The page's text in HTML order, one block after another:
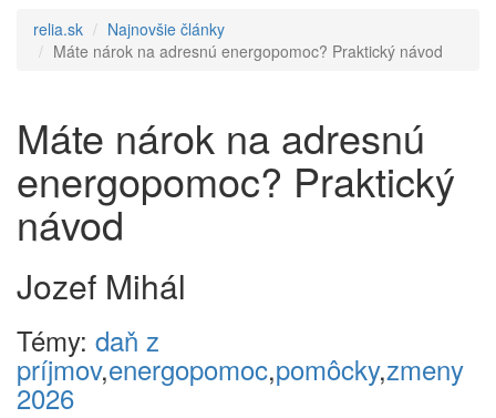
relia.sk
Najnovšie články
Máte nárok na adresnú energopomoc? Praktický návod
Máte nárok na adresnú
energopomoc? Praktický
návod
Jozef Mihál
Témy: daň z
príjmov,energopomoc,pomôcky,zmeny
2026